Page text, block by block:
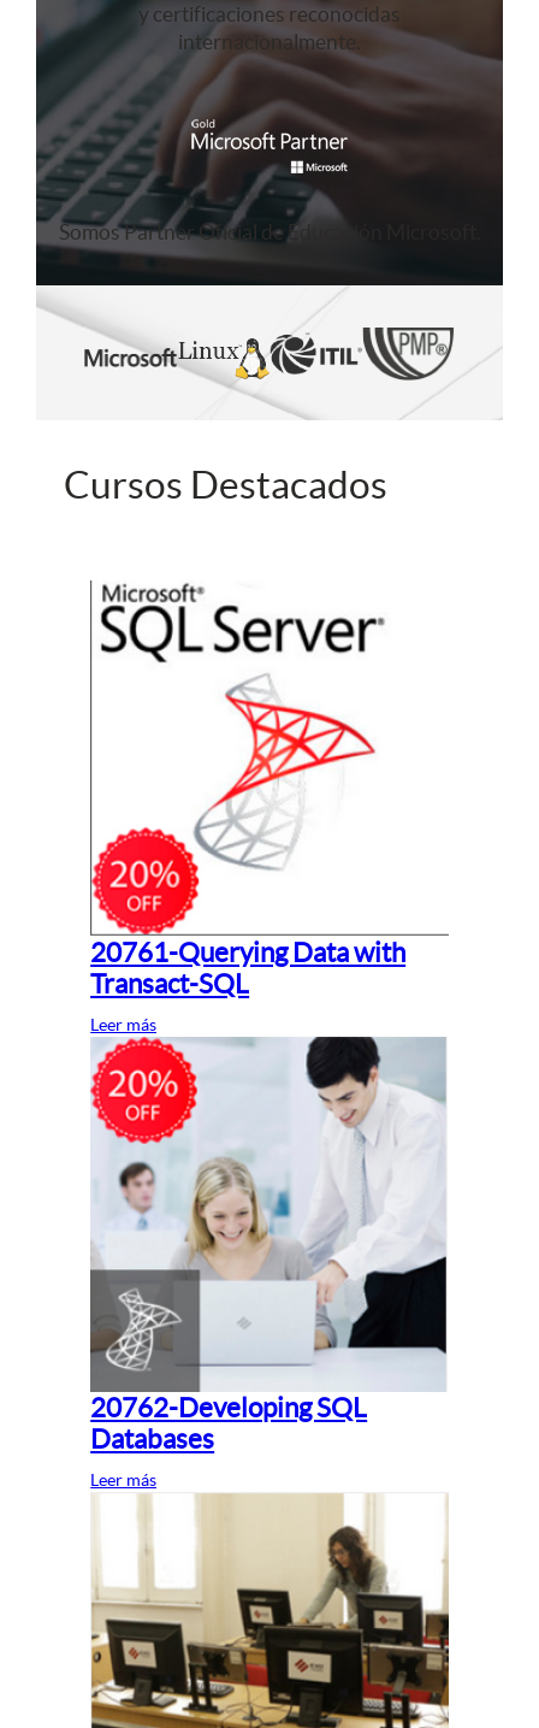
y certificaciones reconocidas
internacionalmente.
Somos Partner Oficial de Educación Microsoft.
Cursos Destacados
20761-Querying Data with
Transact-SQL
Leer más
20762-Developing SQL
Databases
Leer más